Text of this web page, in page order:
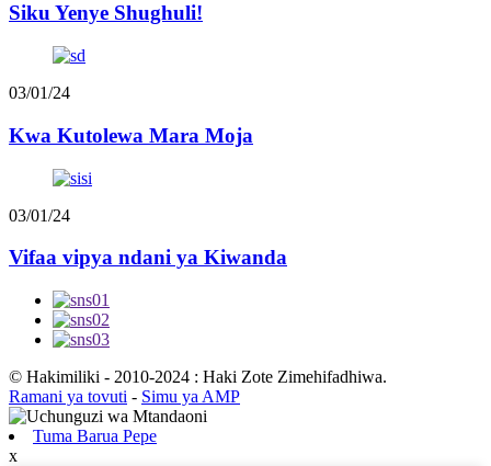
Siku Yenye Shughuli!
03/01/24
Kwa Kutolewa Mara Moja
03/01/24
Vifaa vipya ndani ya Kiwanda
© Hakimiliki - 2010-2024 : Haki Zote Zimehifadhiwa.
Ramani ya tovuti - Simu ya AMP
Tuma Barua Pepe
x